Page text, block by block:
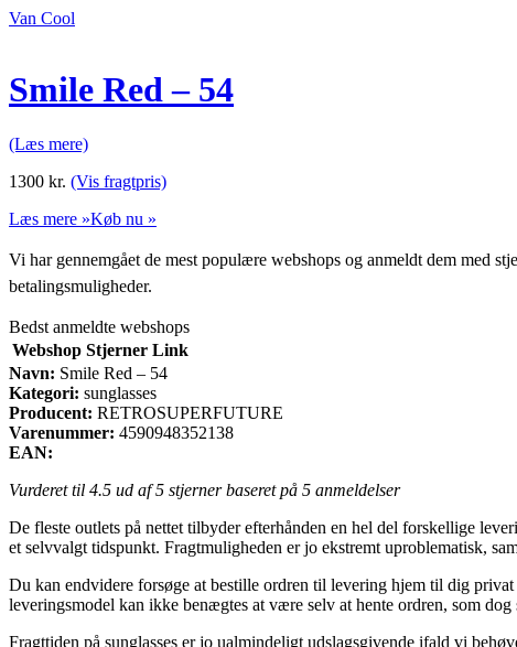
Van Cool
Smile Red – 54
(Læs mere)
1300 kr. (Vis fragtpris)
Læs mere »Køb nu »
Vi har gennemgået de mest populære webshops og anmeldt dem med
betalingsmuligheder.
Bedst anmeldte webshops
Webshop Stjerner Link
Navn: Smile Red – 54
Kategori: sunglasses
Producent: RETROSUPERFUTURE
Varenummer: 4590948352138
EAN:
Vurderet til 4.5 ud af 5 stjerner baseret på 5 anmeldelser
De fleste outlets på nettet tilbyder efterhånden en hel del forskellige
et selvvalgt tidspunkt. Fragtmuligheden er jo ekstremt uproblematisk,
Du kan endvidere forsøge at bestille ordren til levering hjem til dig
leveringsmodel kan ikke benægtes at være selv at hente ordren, som
Fragttiden på sunglasses er jo ualmindeligt udslagsgivende ifald vi